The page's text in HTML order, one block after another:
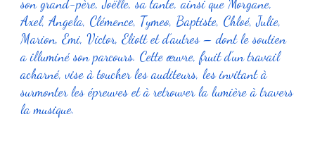
son grand-père, Joëlle, sa tante, ainsi que Morgane,
Axel, Angela, Clémence, Tymeo, Baptiste, Chloé, Julie,
Marion, Emi, Victor, Eliott et d’autres – dont le soutien
a illuminé son parcours. Cette œuvre, fruit d’un travail
acharné, vise à toucher les auditeurs, les invitant à
surmonter les épreuves et à retrouver la lumière à travers
la musique.